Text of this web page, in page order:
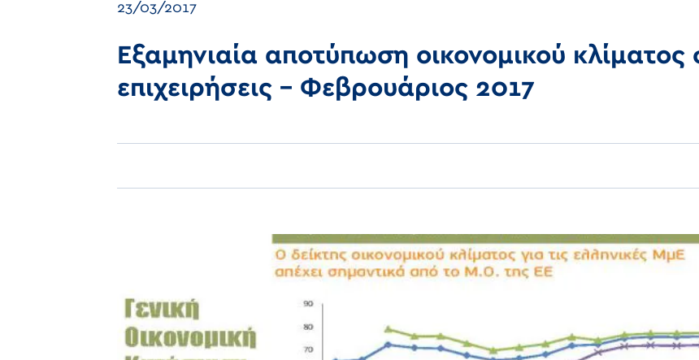
23/03/2017
Εξαμηνιαία αποτύπωση οικονομικού κλίματος
επιχειρήσεις - Φεβρουάριος 2017